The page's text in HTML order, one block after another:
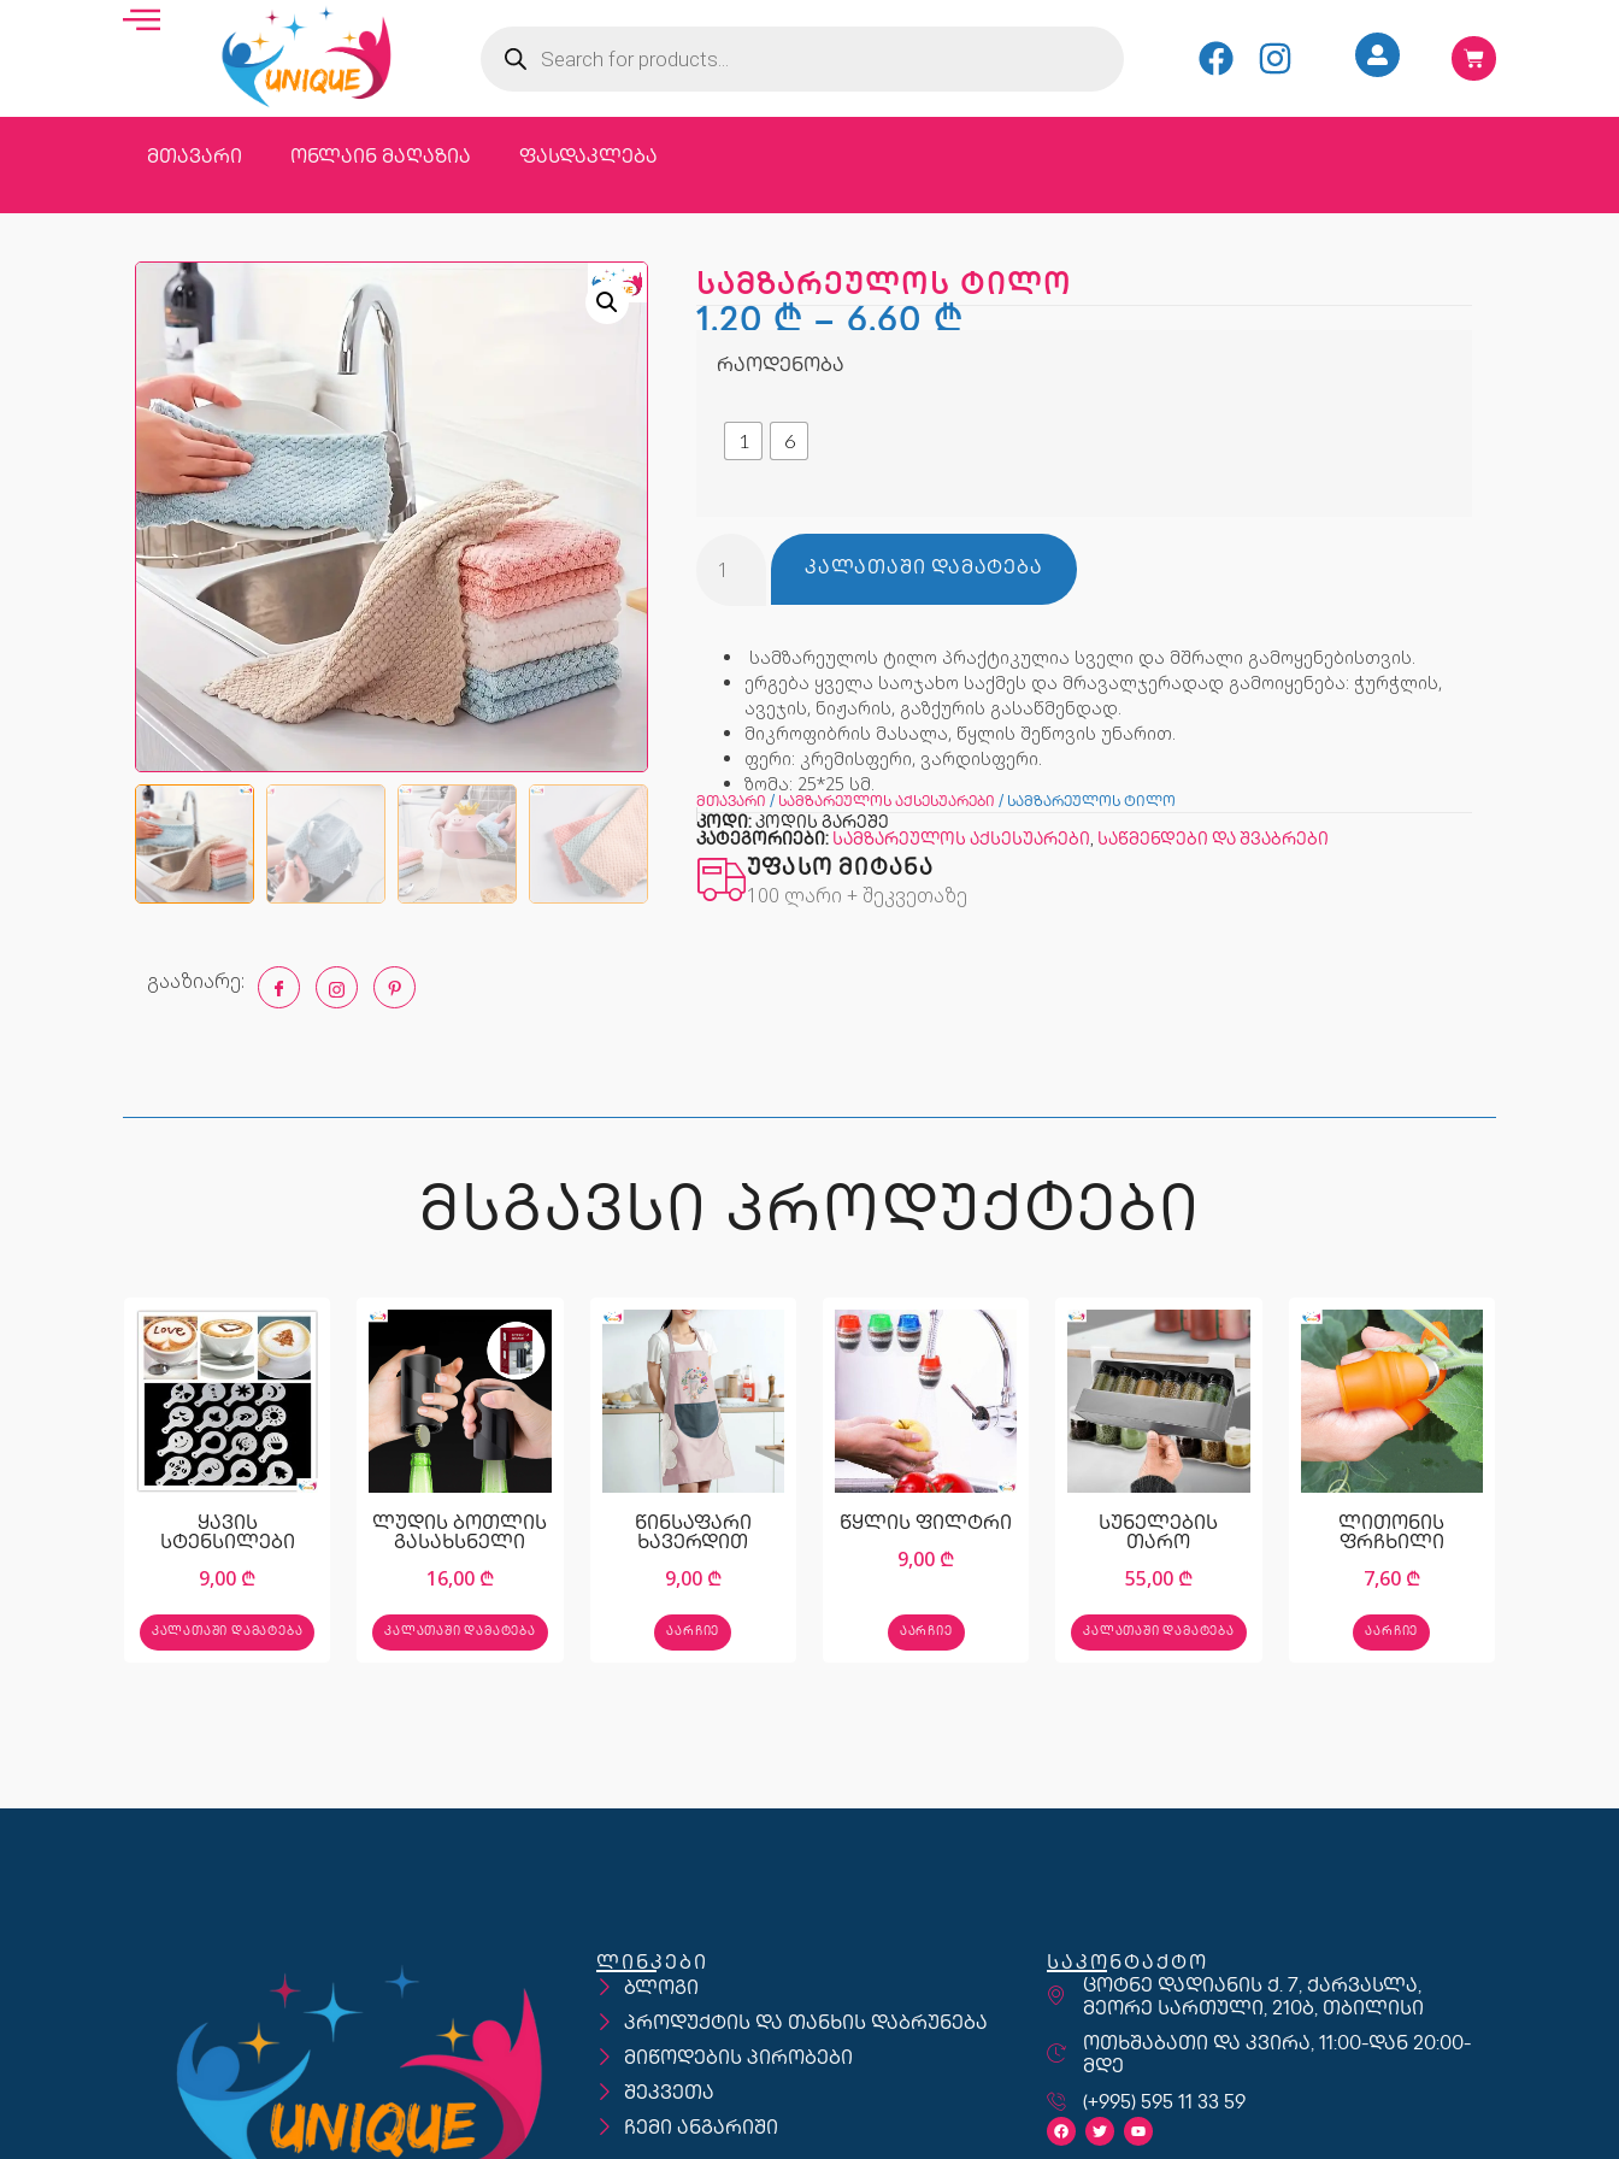
მთავარი ონლაინ მაღაზია ფასდაკლება
გააზიარე:
სამზარეულოს ტილო
1,20 ₾ – 6,60 ₾
რაოდენობა
1 6
ᲙᲐᲚᲐᲗᲐᲨᲘ ᲓᲐᲛᲐᲢᲔᲑᲐ
სამზარეულოს ტილო პრაქტიკულია სველი და მშრალი გამოყენებისთვის.
ერგება ყველა საოჯახო საქმეს და მრავალჯერადად გამოიყენება: ჭურჭლის,
ავეჯის, ნიჟარის, გაზქურის გასაწმენდად.
მიკროფიბრის მასალა, წყლის შეწოვის უნარით.
ფერი: კრემისფერი, ვარდისფერი.
ზომა: 25*25 სმ.
მთავარი / სამზარეულოს აქსესუარები / სამზარეულოს ტილო
კოდი: კოდის გარეშე
კატეგორიები: სამზარეულოს აქსესუარები, საწმენდები და შვაბრები
ᲣᲤᲐᲡᲝ ᲛᲘᲢᲐᲜᲐ
100 ლარი + შეკვეთაზე
ᲛᲡᲒᲐᲕᲡᲘ ᲞᲠᲝᲓᲣᲥᲢᲔᲑᲘ
ყავის
სტენსილები
9,00 ₾
ᲙᲐᲚᲐᲗᲐᲨᲘ ᲓᲐᲛᲐᲢᲔᲑᲐ
ლუდის ბოთლის
გასახსნელი
16,00 ₾
ᲙᲐᲚᲐᲗᲐᲨᲘ ᲓᲐᲛᲐᲢᲔᲑᲐ
წინსაფარი
ხავერდით
9,00 ₾
ᲐᲐᲠᲩᲘᲔ
წყლის ფილტრი
9,00 ₾
ᲐᲐᲠᲩᲘᲔ
სუნელების
თარო
55,00 ₾
ᲙᲐᲚᲐᲗᲐᲨᲘ ᲓᲐᲛᲐᲢᲔᲑᲐ
ლითონის
ფრჩხილი
7,60 ₾
ᲐᲐᲠᲩᲘᲔ
ლინკები
ბლოგი
პროდუქტის და თანხის დაბრუნება
მიწოდების პირობები
შეკვეთა
ჩემი ანგარიში
საკონტაქტო
ცოტნე დადიანის ქ. 7, ქარვასლა,
მეორე სართული, 210ბ, თბილისი
ოთხშაბათი და კვირა, 11:00-დან 20:00-
მდე
(+995) 595 11 33 59